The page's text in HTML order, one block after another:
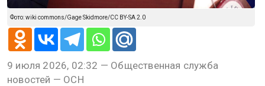
Фото: wiki commons/Gage Skidmore/CC BY-SA 2.0
9 июля 2026, 02:32 — Общественная служба
новостей — ОСН